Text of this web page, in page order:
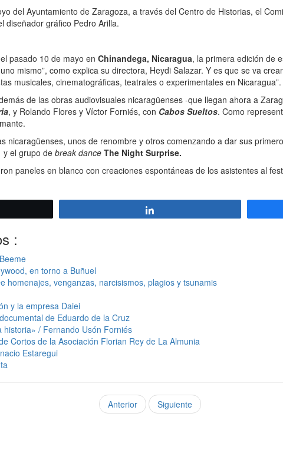
del Ayuntamiento de Zaragoza, a través del Centro de Historias, el
diseñador gráfico Pedro Arilla.
pasado 10 de mayo en Chinandega, Nicaragua, la primera edición de
mismo”, como explica su directora, Heydi Salazar. Y es que se va
musicales, cinematográficas, teatrales o experimentales en Nicaragua”.
de las obras audiovisuales nicaragüenses -que llegan ahora a
, y Rolando Flores y Víctor Forniés, con Cabos Sueltos. Como
nicaragüenses, unos de renombre y otros comenzando a dar sus
y el grupo de break dance The Night Surprise.
paneles en blanco con creaciones espontáneas de los asistentes al
:
en torno a Buñuel
homenajes, venganzas, narcisismos, plagios y tsunamis
y la empresa Daiei
de Eduardo de la Cruz
/ Fernando Usón Forniés
Cortos de la Asociación Florian Rey de La Almunia
Estaregui
Anterior Siguiente